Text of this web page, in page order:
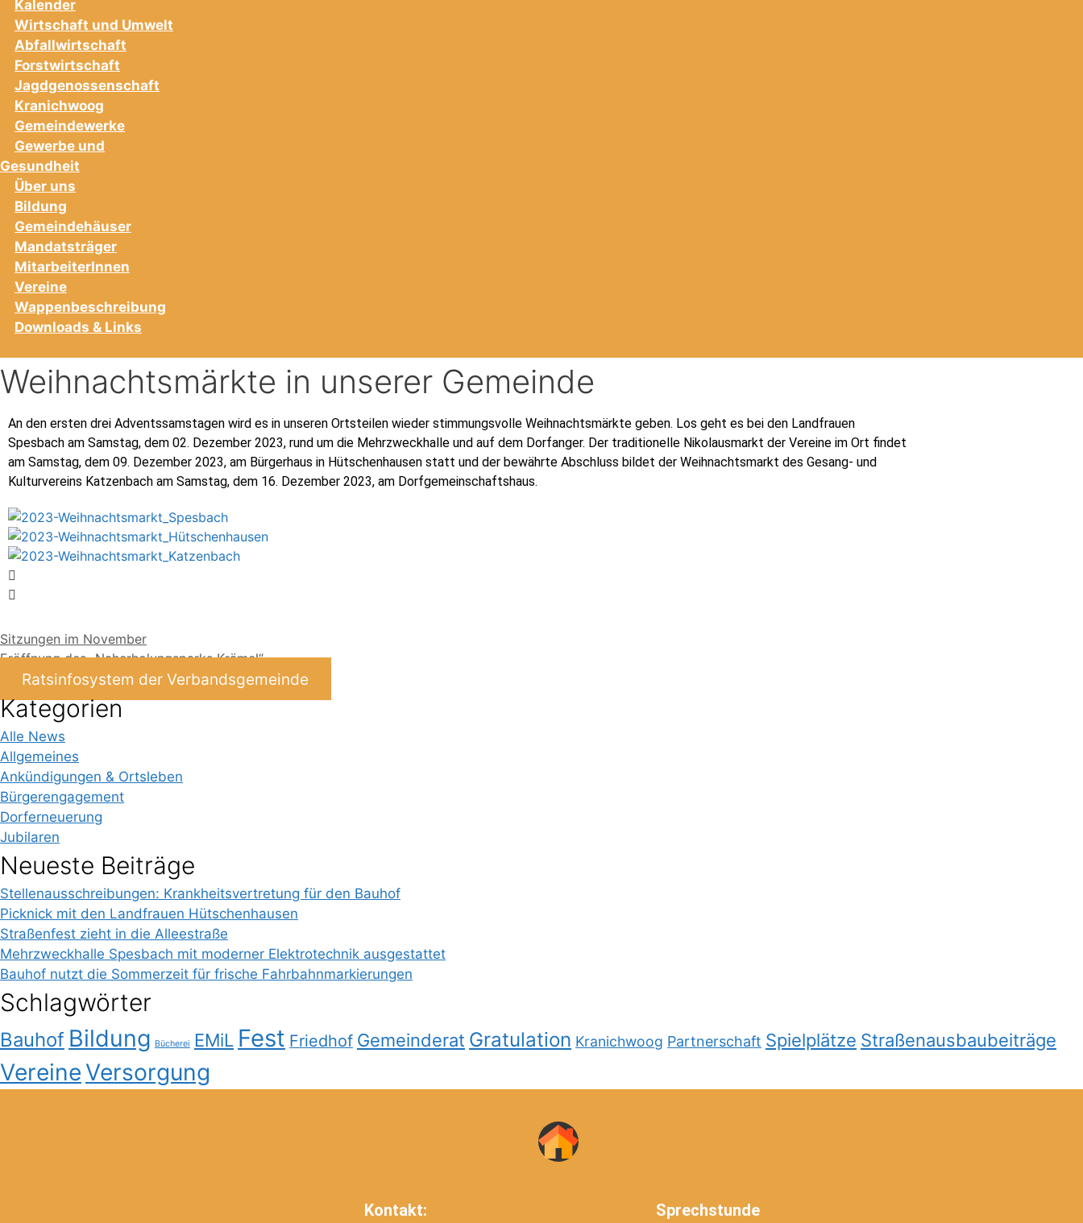
Kalender
Wirtschaft und Umwelt
Abfallwirtschaft
Forstwirtschaft
Jagdgenossenschaft
Kranichwoog
Gemeindewerke
Gewerbe und
Gesundheit
Über uns
Bildung
Gemeindehäuser
Mandatsträger
MitarbeiterInnen
Vereine
Wappenbeschreibung
Downloads & Links
Weihnachtsmärkte in unserer Gemeinde
An den ersten drei Adventssamstagen wird es in unseren Ortsteilen wieder stimmungsvolle Weihnachtsmärkte geben. Los geht es bei den Landfrauen
Spesbach am Samstag, dem 02. Dezember 2023, rund um die Mehrzweckhalle und auf dem Dorfanger. Der traditionelle Nikolausmarkt der Vereine im Ort findet
am Samstag, dem 09. Dezember 2023, am Bürgerhaus in Hütschenhausen statt und der bewährte Abschluss bildet der Weihnachtsmarkt des Gesang- und
Kulturvereins Katzenbach am Samstag, dem 16. Dezember 2023, am Dorfgemeinschaftshaus.
Sitzungen im November
Eröffnung des „Naherholungsparks Krämel“
Ratsinfosystem der Verbandsgemeinde
Kategorien
Alle News
Allgemeines
Ankündigungen & Ortsleben
Bürgerengagement
Dorferneuerung
Jubilaren
Neueste Beiträge
Stellenausschreibungen: Krankheitsvertretung für den Bauhof
Picknick mit den Landfrauen Hütschenhausen
Straßenfest zieht in die Alleestraße
Mehrzweckhalle Spesbach mit moderner Elektrotechnik ausgestattet
Bauhof nutzt die Sommerzeit für frische Fahrbahnmarkierungen
Schlagwörter
Bauhof Bildung Bücherei EMiL Fest Friedhof Gemeinderat Gratulation Kranichwoog Partnerschaft Spielplätze Straßenausbaubeiträge
Vereine Versorgung
Kontakt: Sprechstunde